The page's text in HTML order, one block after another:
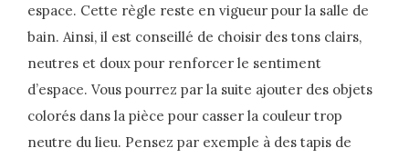
espace. Cette règle reste en vigueur pour la salle de
bain. Ainsi, il est conseillé de choisir des tons clairs,
neutres et doux pour renforcer le sentiment
d’espace. Vous pourrez par la suite ajouter des objets
colorés dans la pièce pour casser la couleur trop
neutre du lieu. Pensez par exemple à des tapis de